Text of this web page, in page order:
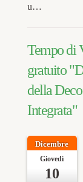
u…
Tempo di
gratuito
della
Integrata"
Dicembre
Giovedì
10